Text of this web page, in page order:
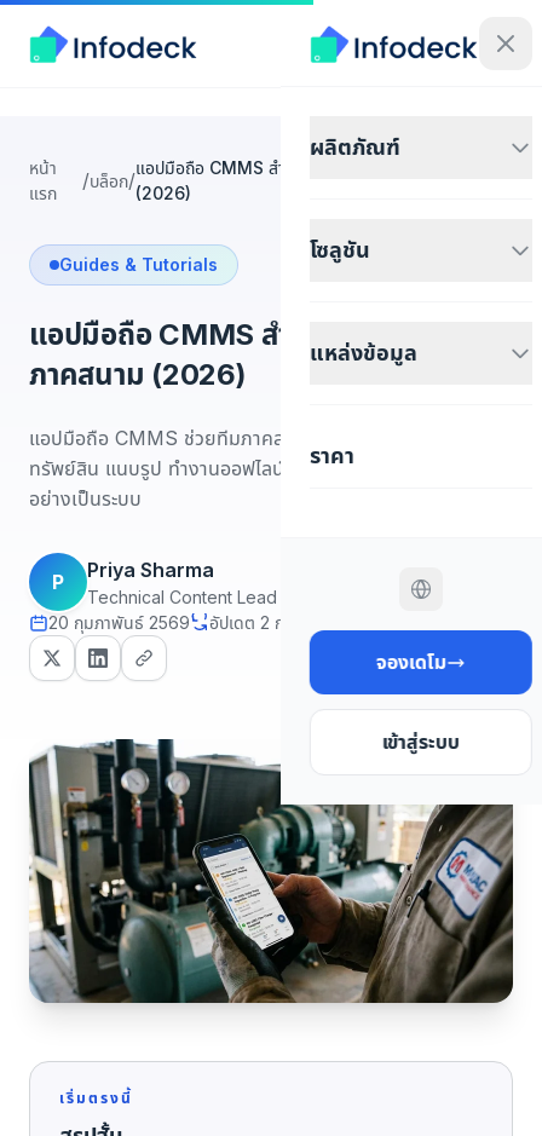
ผลิตภัณฑ์
โซลูชัน
แหล่งข้อมูล
ราคา
จองเดโม
เข้าสู่ระบบ
หน้า
แรก
/บล็อก/แอปมือถือ CMMS สำหรับทีมซ่อมบำรุงภาคสนาม
(2026)
Guides & Tutorials
แอปมือถือ CMMS สำหรับทีมซ่อมบำรุง
ภาคสนาม (2026)
แอปมือถือ CMMS ช่วยทีมภาคสนามจัดการใบสั่งงาน สแกน
ทรัพย์สิน แนบรูป ทำงานออฟไลน์ และประเมิน demo/pricing
อย่างเป็นระบบ
P
Priya Sharma
Technical Content Lead
20 กุมภาพันธ์ 2569
อัปเดต 2 กรกฎาคม 2569
เริ่มตรงนี้